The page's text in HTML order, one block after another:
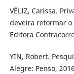
VÉLIZ, Carissa.
deveira retormar o
Editora
YIN, Robert.
Alegre: Penso,